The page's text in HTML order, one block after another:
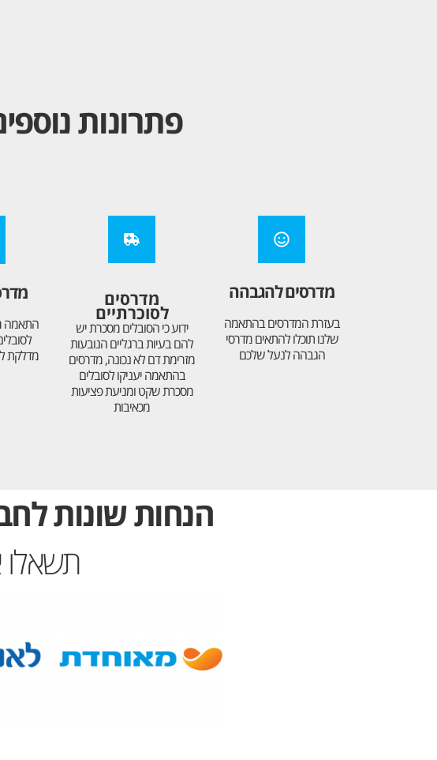
פתרונות
מדרסים להגבהה
בעזרת המדרסים בהתאמה
שלנו תוכלו להתאים מדרסי
הגבהה לנעל שלכם
מדרסים
לסוכרתיים
ידוע כי הסובלים מסכרת יש
להם בעיות ברגליים הנובעות
מזרימת דם לא נכונה, מדרסים
בהתאמה יעניקו לסובלים
מסכרת שקט ומניעת פציעות
מכאיבות
התאמה
מדלקת
הנחות שונות
תשאלו